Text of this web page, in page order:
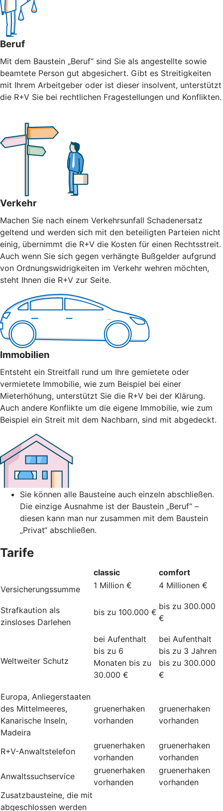
Beruf
Mit dem Baustein „Beruf“ sind Sie als angestellte sowie
beamtete Person gut abgesichert. Gibt es Streitigkeiten
mit Ihrem Arbeitgeber oder ist dieser insolvent, unterstützt
die R+V Sie bei rechtlichen Fragestellungen und Konflikten.
Verkehr
Machen Sie nach einem Verkehrsunfall Schadenersatz
geltend und werden sich mit den beteiligten Parteien nicht
einig, übernimmt die R+V die Kosten für einen Rechtsstreit.
Auch wenn Sie sich gegen verhängte Bußgelder aufgrund
von Ordnungswidrigkeiten im Verkehr wehren möchten,
steht Ihnen die R+V zur Seite.
Immobilien
Entsteht ein Streitfall rund um Ihre gemietete oder
vermietete Immobilie, wie zum Beispiel bei einer
Mieterhöhung, unterstützt Sie die R+V bei der Klärung.
Auch andere Konflikte um die eigene Immobilie, wie zum
Beispiel ein Streit mit dem Nachbarn, sind mit abgedeckt.
Sie können alle Bausteine auch einzeln abschließen.
Die einzige Ausnahme ist der Baustein „Beruf“ –
diesen kann man nur zusammen mit dem Baustein
„Privat“ abschließen.
Tarife
classic
comfort
Versicherungssumme
1 Million € 4 Millionen €
Strafkaution als
zinsloses Darlehen
bis zu 100.000 €
bis zu 300.000
€
Weltweiter Schutz
bei Aufenthalt
bis zu 6
Monaten bis zu
30.000 €
bei Aufenthalt
bis zu 3 Jahren
bis zu 300.000
€
Europa, Anliegerstaaten
des Mittelmeeres,
Kanarische Inseln,
Madeira
gruenerhaken
vorhanden
gruenerhaken
vorhanden
R+V-Anwaltstelefon
gruenerhaken
vorhanden
gruenerhaken
vorhanden
Anwaltssuchservice
gruenerhaken
vorhanden
gruenerhaken
vorhanden
Zusatzbausteine, die mit
abgeschlossen werden